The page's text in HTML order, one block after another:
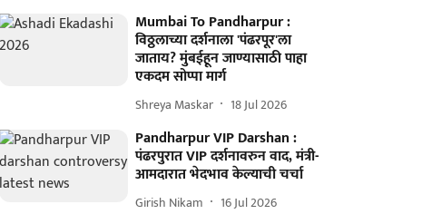
Mumbai To Pandharpur :
विठ्ठलाच्या दर्शनाला 'पंढरपूर'ला
जाताय? मुंबईहून जाण्यासाठी पाहा
एकदम सोप्पा मार्ग
Shreya Maskar 18 Jul 2026
Pandharpur VIP Darshan :
पंढरपुरात VIP दर्शनावरुन वाद, मंत्री-
आमदारात भेदभाव केल्याची चर्चा
Girish Nikam 16 Jul 2026